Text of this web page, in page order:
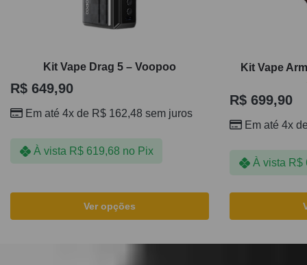
Kit Vape Drag 5 – Voopoo
R$ 649,90
Em até 4x de R$ 162,48 sem juros
À vista R$619,68 no Pix
Ver opções
Kit Vape
R$ 699,90
Em até 4x
À vista R$